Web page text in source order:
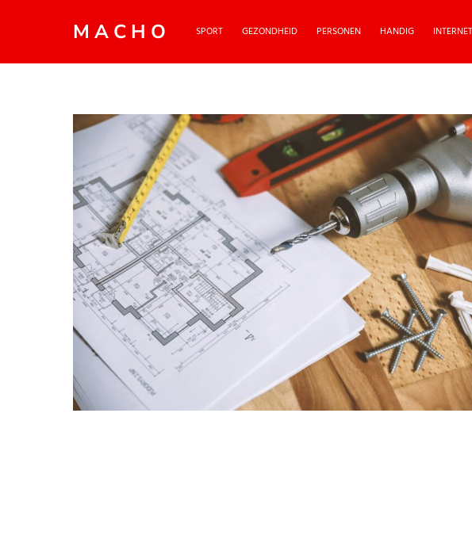
MACHO SPORT GEZONDHEID PERSONEN HANDIG INTERNET